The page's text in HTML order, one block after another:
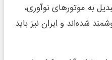
به موتورهای نوآوری،
شده‌اند و ایران نیز باید